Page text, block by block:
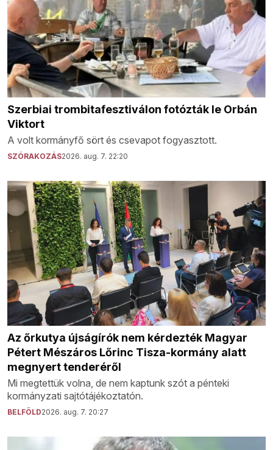
Szerbiai trombitafesztiválon fotózták le Orbán
Viktort
A volt kormányfő sört és csevapot fogyasztott.
SZÓRAKOZÁS2026. aug. 7. 22:20
Az őrkutya újságírók nem kérdezték Magyar
Pétert Mészáros Lőrinc Tisza-kormány alatt
megnyert tenderéről
Mi megtettük volna, de nem kaptunk szót a pénteki
kormányzati sajtótájékoztatón.
BELFÖLD2026. aug. 7. 20:27